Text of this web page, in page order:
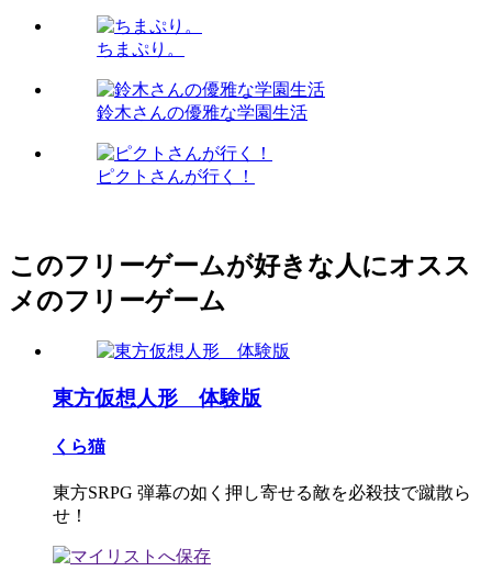
ちまぷり。
鈴木さんの優雅な学園生活
ピクトさんが行く！
このフリーゲームが好きな人にオスス
メのフリーゲーム
東方仮想人形 体験版
くら猫
東方SRPG 弾幕の如く押し寄せる敵を必殺技で蹴散ら
せ！